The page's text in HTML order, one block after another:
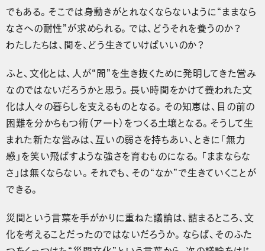
でもある。そこでは身動きがとれなくならないように“ままなら
なさへの耐性”が求められる。では、どうそれを養うのか？
わたしたちは、間を、どう生きていけばいいのか？
ふと、文化とは、人が“間”を生き抜くために発明してきた営み
なのではないだろうかと思う。長い時間をかけて養われた文
化は人々の暮らしを支えるものとなる。その知恵は、目の前の
困難を分かちもつ術（アート）をつくる土壌となる。そうして生
まれた新たな営みは、互いの弱さを持ちあい、ときに「無力
感」を笑い飛ばすような強さを育むものになる。「ままならな
さ」は無くならない。それでも、その“なか”で生きていくことが
できる。
災間という言葉を手がかりに重ねた議論は、詰まるところ、文
化を考えることだったのではないだろうか。ならば、そのふた